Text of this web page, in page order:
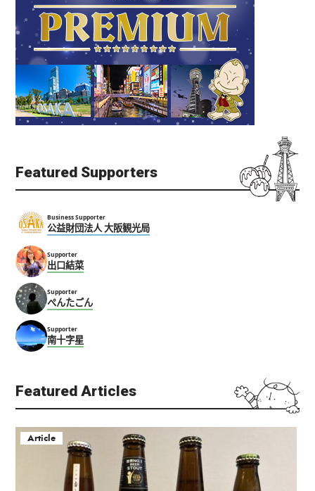
Featured Supporters
Business Supporter
公益財団法人 大阪観光局
Supporter
出口結菜
Supporter
ぺんたごん
Supporter
南十字星
Featured Articles
Article